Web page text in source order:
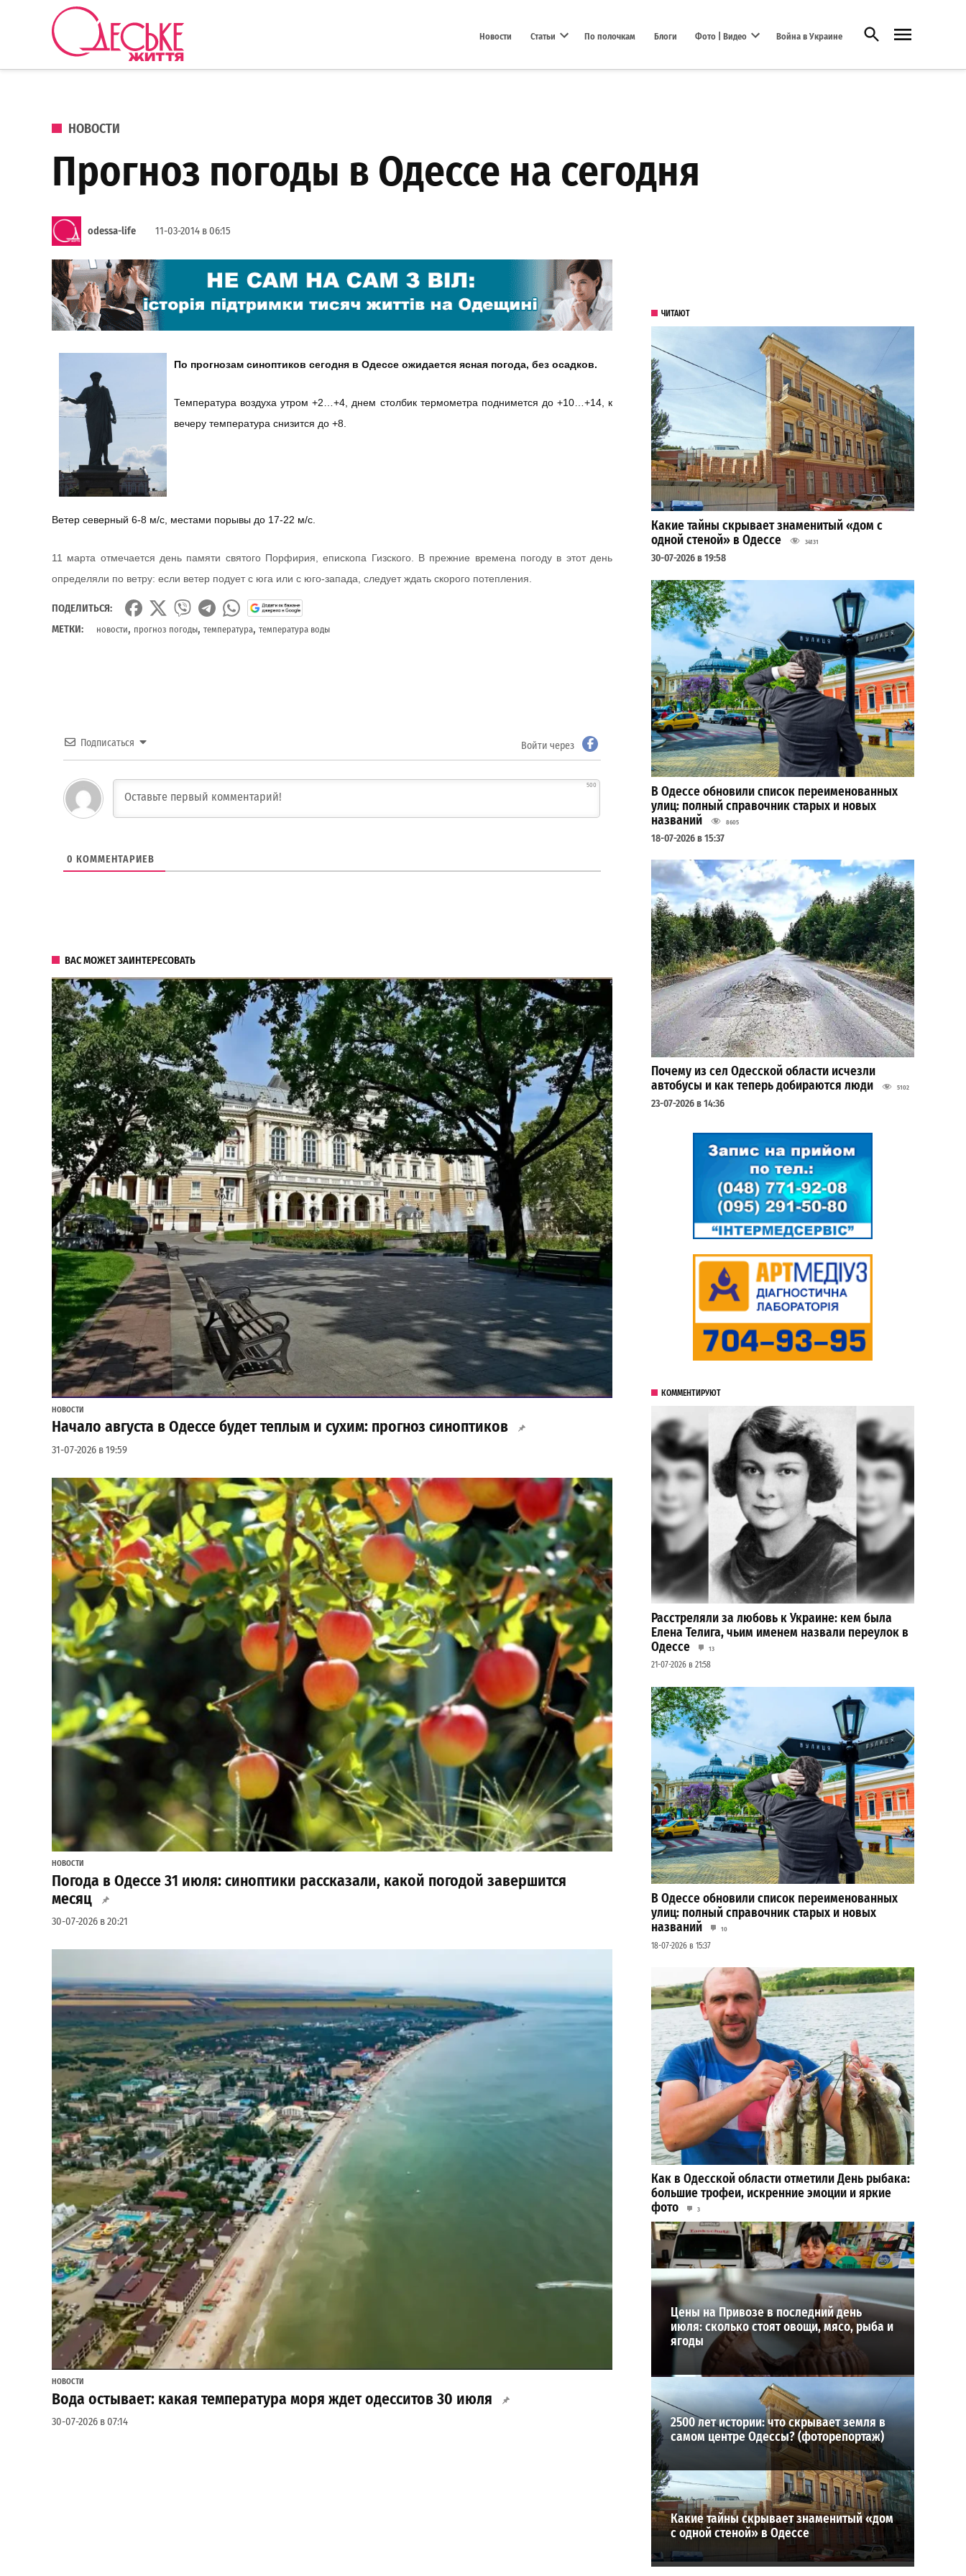
Перейти к содержанию
Новости Статьи По полочкам Блоги Фото | Видео Война в Украине Открыть поиск
ОПУБЛИКОВАНО В
НОВОСТИ
Прогноз погоды в Одессе на сегодня
odessa-life 11-03-2014 в 06:15
По прогнозам синоптиков сегодня в Одессе ожидается ясная погода, без осадков.
Температура воздуха утром +2…+4, днем столбик термометра поднимется до +10…+14, к
вечеру температура снизится до +8.
Ветер северный 6-8 м/с, местами порывы до 17-22 м/с.
11 марта отмечается день памяти святого Порфирия, епископа Гизского. В прежние времена погоду в этот день
определяли по ветру: если ветер подует с юга или с юго-запада, следует ждать скорого потепления.
ПОДЕЛИТЬСЯ:
МЕТКИ:
новости, прогноз погоды, температура, температура воды
Подписаться Войти через
500
0 КОММЕНТАРИЕВ
ВАС МОЖЕТ ЗАИНТЕРЕСОВАТЬ
НОВОСТИ
Начало августа в Одессе будет теплым и сухим: прогноз синоптиков
31-07-2026 в 19:59
НОВОСТИ
Погода в Одессе 31 июля: синоптики рассказали, какой погодой завершится
месяц
30-07-2026 в 20:21
НОВОСТИ
Вода остывает: какая температура моря ждет одесситов 30 июля
30-07-2026 в 07:14
ЧИТАЮТ
Какие тайны скрывает знаменитый «дом с
одной стеной» в Одессе
34131
30-07-2026 в 19:58
В Одессе обновили список переименованных
улиц: полный справочник старых и новых
названий
8605
18-07-2026 в 15:37
Почему из сел Одесской области исчезли
автобусы и как теперь добираются люди
5102
23-07-2026 в 14:36
КОММЕНТИРУЮТ
Расстреляли за любовь к Украине: кем была
Елена Телига, чьим именем назвали переулок в
Одессе
13
21-07-2026 в 21:58
В Одессе обновили список переименованных
улиц: полный справочник старых и новых
названий
10
18-07-2026 в 15:37
Как в Одесской области отметили День рыбака:
большие трофеи, искренние эмоции и яркие
фото
3
19-07-2026 в 15:19
ВИБОР РЕДАКЦИИ
Цены на Привозе в последний день
июля: сколько стоят овощи, мясо, рыба и
ягоды
2500 лет истории: что скрывает земля в
самом центре Одессы? (фоторепортаж)
Какие тайны скрывает знаменитый «дом
с одной стеной» в Одессе